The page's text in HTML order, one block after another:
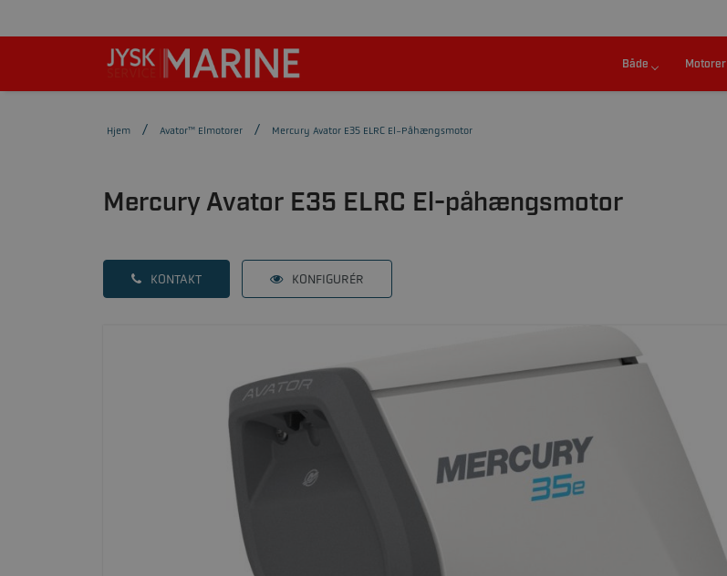
Både Motorer
Hjem Avator™ Elmotorer Mercury Avator E35 ELRC El-Påhængsmotor
Mercury Avator E35 ELRC El-påhængsmotor
KONTAKT KONFIGURÉR